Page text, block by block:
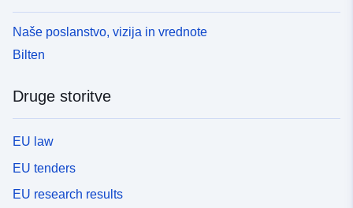
Naše poslanstvo, vizija in vrednote
Bilten
Druge storitve
EU law
EU tenders
EU research results